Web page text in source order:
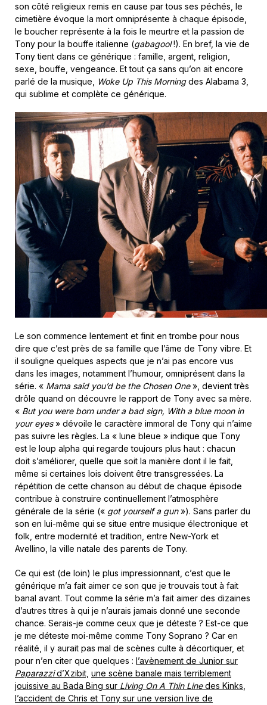
son côté religieux remis en cause par tous ses péchés, le
cimetière évoque la mort omniprésente à chaque épisode,
le boucher représente à la fois le meurtre et la passion de
Tony pour la bouffe italienne (gabagool!). En bref, la vie de
Tony tient dans ce générique : famille, argent, religion,
sexe, bouffe, vengeance. Et tout ça sans qu’on ait encore
parlé de la musique,
Woke Up This Morningdes Alabama 3,
qui sublime et complète ce générique.
Le son commence lentement et finit en trombe pour nous
dire que c’est près de sa famille que l’âme de Tony vibre. Et
il souligne quelques aspects que je n’ai pas encore vus
dans les images, notamment l’humour, omniprésent dans la
série. « Mama said you’d be the Chosen One», devient très
drôle quand on découvre le rapport de Tony avec sa mère.
« But you were born under a bad sign, With a blue moon in
your eyes» dévoile le caractère immoral de Tony qui n’aime
pas suivre les règles. La « lune bleue » indique que Tony
est le loup alpha qui regarde toujours plus haut : chacun
doit s’améliorer, quelle que soit la manière dont il le fait,
même si certaines lois doivent être transgressées. La
répétition de cette chanson au début de chaque épisode
contribue à construire continuellement l’atmosphère
générale de la série (« got yourself a gun»). Sans parler du
son en lui-même qui se situe entre musique électronique et
folk, entre modernité et tradition, entre New-York et
Avellino, la ville natale des parents de Tony.
Ce qui est (de loin) le plus impressionnant, c’est que le
générique m’a fait aimer ce son que je trouvais tout à fait
banal avant. Tout comme la série m’a fait aimer des dizaines
d’autres titres à qui je n’aurais jamais donné une seconde
chance. Serais-je comme ceux que je déteste ? Est-ce que
je me déteste moi-même comme Tony Soprano ? Car en
réalité, il y aurait pas mal de scènes culte à décortiquer, et
pour n’en citer que quelques : l’avènement de Junior sur
Paparazzid’Xzibit, une scène banale mais terriblement
jouissive au Bada Bing sur Living On A Thin Linedes Kinks
l’accident de Chris et Tony sur une version live de